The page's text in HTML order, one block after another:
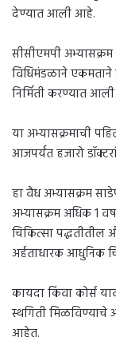
देण्यात आली आहे.
सीसीएमपी अभ्यासक्रम
विधिमंडळाने एकमताने
निर्मिती करण्यात
या अभ्यासक्रमाची
आजपर्यंत हजारो
हा वैध अभ्यासक्रम
अभ्यासक्रम अधिक 1
चिकित्सा पद्धतीतील
अर्हताधारक आधुनिक
कायदा किंवा कोर्स
स्थगिती
आहेत.